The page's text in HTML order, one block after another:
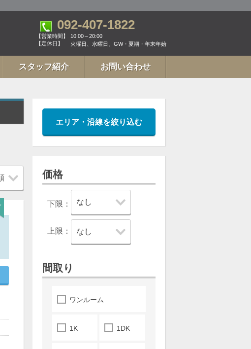
092-407-1822
【営業時間】
10:00～20:00
【定休日】
火曜日、水曜日、GW・夏期・年末年始
スタッフ紹介 お問い合わせ
エリア・沿線を絞り込む
価格
下限：
上限：
間取り
ワンルーム
1K 1DK